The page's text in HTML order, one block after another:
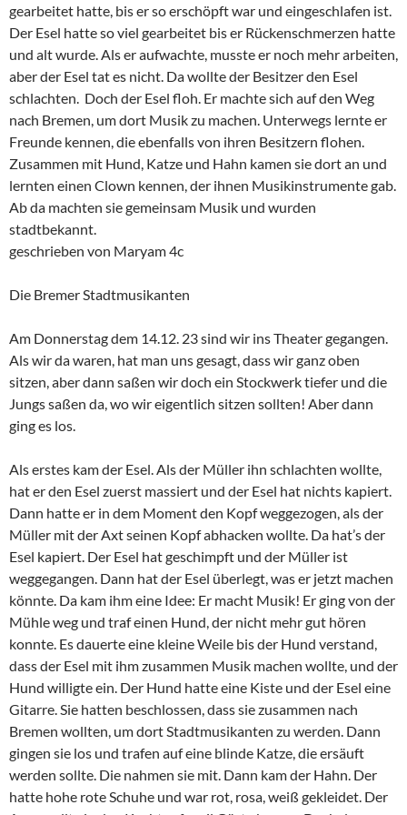
gearbeitet hatte, bis er so erschöpft war und eingeschlafen ist.
Der Esel hatte so viel gearbeitet bis er Rückenschmerzen hatte
und alt wurde. Als er aufwachte, musste er noch mehr arbeiten,
aber der Esel tat es nicht. Da wollte der Besitzer den Esel
schlachten. Doch der Esel floh. Er machte sich auf den Weg
nach Bremen, um dort Musik zu machen. Unterwegs lernte er
Freunde kennen, die ebenfalls von ihren Besitzern flohen.
Zusammen mit Hund, Katze und Hahn kamen sie dort an und
lernten einen Clown kennen, der ihnen Musikinstrumente gab.
Ab da machten sie gemeinsam Musik und wurden
stadtbekannt.
geschrieben von Maryam 4c
Die Bremer Stadtmusikanten
Am Donnerstag dem 14.12. 23 sind wir ins Theater gegangen.
Als wir da waren, hat man uns gesagt, dass wir ganz oben
sitzen, aber dann saßen wir doch ein Stockwerk tiefer und die
Jungs saßen da, wo wir eigentlich sitzen sollten! Aber dann
ging es los.
Als erstes kam der Esel. Als der Müller ihn schlachten wollte,
hat er den Esel zuerst massiert und der Esel hat nichts kapiert.
Dann hatte er in dem Moment den Kopf weggezogen, als der
Müller mit der Axt seinen Kopf abhacken wollte. Da hat’s der
Esel kapiert. Der Esel hat geschimpft und der Müller ist
weggegangen. Dann hat der Esel überlegt, was er jetzt machen
könnte. Da kam ihm eine Idee: Er macht Musik! Er ging von der
Mühle weg und traf einen Hund, der nicht mehr gut hören
konnte. Es dauerte eine kleine Weile bis der Hund verstand,
dass der Esel mit ihm zusammen Musik machen wollte, und der
Hund willigte ein. Der Hund hatte eine Kiste und der Esel eine
Gitarre. Sie hatten beschlossen, dass sie zusammen nach
Bremen wollten, um dort Stadtmusikanten zu werden. Dann
gingen sie los und trafen auf eine blinde Katze, die ersäuft
werden sollte. Die nahmen sie mit. Dann kam der Hahn. Der
hatte hohe rote Schuhe und war rot, rosa, weiß gekleidet. Der